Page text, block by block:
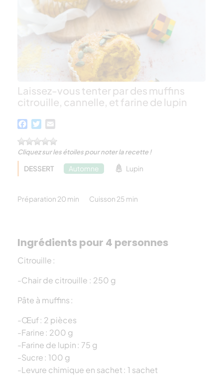
Laissez-vous tenter par des muffins
citrouille, cannelle, et farine de lupin
Facebook
Twitter
Cliquez sur les étoiles pour noter la recette !
DESSERT Automne Lupin
Préparation 20 min Cuisson 25 min
Ingrédients pour 4 personnes
Citrouille :
-Chair de citrouille : 250 g
Pâte à muffins :
-Œuf : 2 pièces
-Farine : 200 g
-Farine de lupin : 75 g
-Sucre : 100 g
-Levure chimique en sachet : 1 sachet